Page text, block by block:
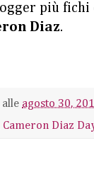
più
Diaz.
alle agosto 30,
Cameron Diaz